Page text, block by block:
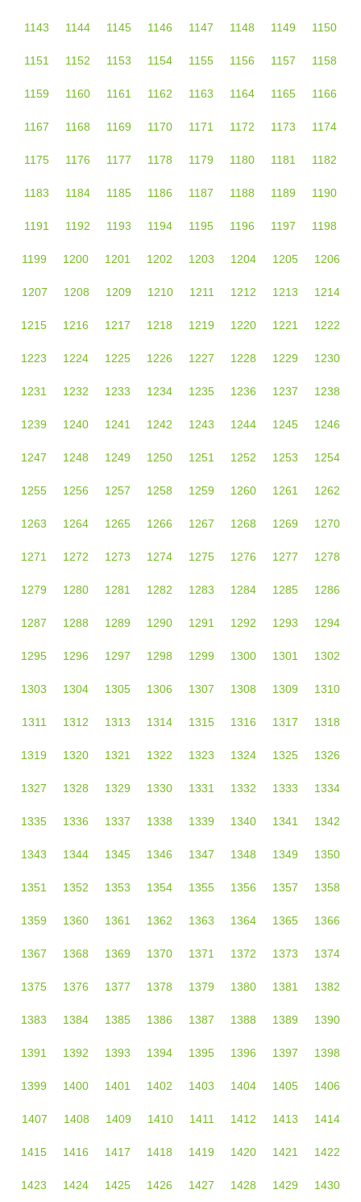
1143 1144 1145 1146 1147 1148 1149 1150
1151 1152 1153 1154 1155 1156 1157 1158
1159 1160 1161 1162 1163 1164 1165 1166
1167 1168 1169 1170 1171 1172 1173 1174
1175 1176 1177 1178 1179 1180 1181 1182
1183 1184 1185 1186 1187 1188 1189 1190
1191 1192 1193 1194 1195 1196 1197 1198
1199 1200 1201 1202 1203 1204 1205 1206
1207 1208 1209 1210 1211 1212 1213 1214
1215 1216 1217 1218 1219 1220 1221 1222
1223 1224 1225 1226 1227 1228 1229 1230
1231 1232 1233 1234 1235 1236 1237 1238
1239 1240 1241 1242 1243 1244 1245 1246
1247 1248 1249 1250 1251 1252 1253 1254
1255 1256 1257 1258 1259 1260 1261 1262
1263 1264 1265 1266 1267 1268 1269 1270
1271 1272 1273 1274 1275 1276 1277 1278
1279 1280 1281 1282 1283 1284 1285 1286
1287 1288 1289 1290 1291 1292 1293 1294
1295 1296 1297 1298 1299 1300 1301 1302
1303 1304 1305 1306 1307 1308 1309 1310
1311 1312 1313 1314 1315 1316 1317 1318
1319 1320 1321 1322 1323 1324 1325 1326
1327 1328 1329 1330 1331 1332 1333 1334
1335 1336 1337 1338 1339 1340 1341 1342
1343 1344 1345 1346 1347 1348 1349 1350
1351 1352 1353 1354 1355 1356 1357 1358
1359 1360 1361 1362 1363 1364 1365 1366
1367 1368 1369 1370 1371 1372 1373 1374
1375 1376 1377 1378 1379 1380 1381 1382
1383 1384 1385 1386 1387 1388 1389 1390
1391 1392 1393 1394 1395 1396 1397 1398
1399 1400 1401 1402 1403 1404 1405 1406
1407 1408 1409 1410 1411 1412 1413 1414
1415 1416 1417 1418 1419 1420 1421 1422
1423 1424 1425 1426 1427 1428 1429 1430